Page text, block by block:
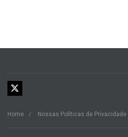
Home Nossas Políticas de Privacidade